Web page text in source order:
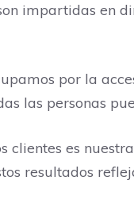
impartidas en
por la
las personas
clientes es
resultados